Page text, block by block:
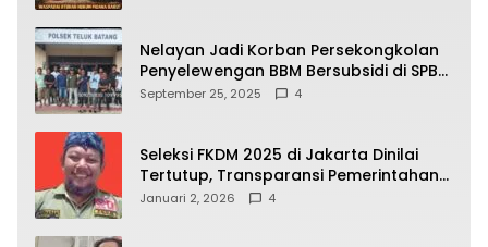
Nelayan Jadi Korban Persekongkolan
Penyelewengan BBM Bersubsidi di SPBU
64.78809 Teluk Batang
September 25, 2025 4
Seleksi FKDM 2025 di Jakarta Dinilai
Tertutup, Transparansi Pemerintahan
Pramono–Rano Dipertanyakan
Januari 2, 2026 4